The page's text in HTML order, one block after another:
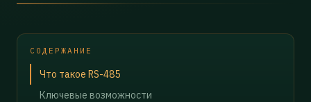
СОДЕРЖАНИЕ
Что такое RS-485
Ключевые возможности